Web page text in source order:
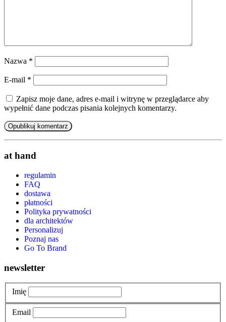
Nazwa *
E-mail *
Zapisz moje dane, adres e-mail i witrynę w przeglądarce aby
wypełnić dane podczas pisania kolejnych komentarzy.
at hand
regulamin
FAQ
dostawa
płatności
Polityka prywatności
dla architektów
Personalizuj
Poznaj nas
Go To Brand
newsletter
Imię
Email